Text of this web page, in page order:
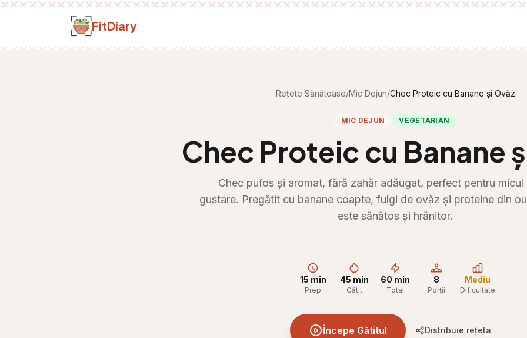
Salt la conținut
FitDiary
Rețete Sănătoase/Mic Dejun/Chec Proteic cu Banane și Ovăz
MIC DEJUN VEGETARIAN
Chec Proteic cu Banane
Chec pufos și aromat, fără zahăr adăugat, perfect pentru micul
gustare. Pregătit cu banane coapte, fulgi de ovăz și proteine din
este sănătos și hrănitor.
15 min
Prep
45 min
Gătit
60 min
Total
8
Porții
Mediu
Dificultate
Începe Gătitul Distribuie rețeta